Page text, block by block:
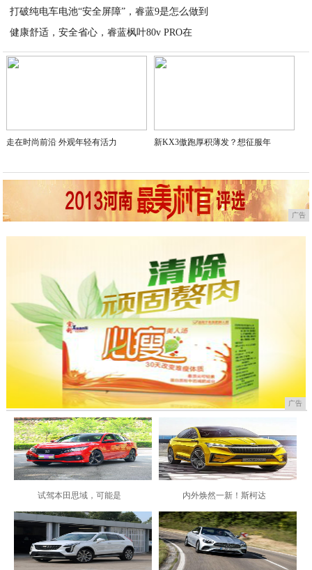
打破纯电车电池“安全屏障”，睿蓝9是怎么做到
健康舒适，安全省心，睿蓝枫叶80v PRO在
2023-02-09
走在时尚前沿 外观年轻有活力 新KX3傲跑厚积薄发？想征服年
广告
广告
试驾本田思域，可能是 内外焕然一新！斯柯达